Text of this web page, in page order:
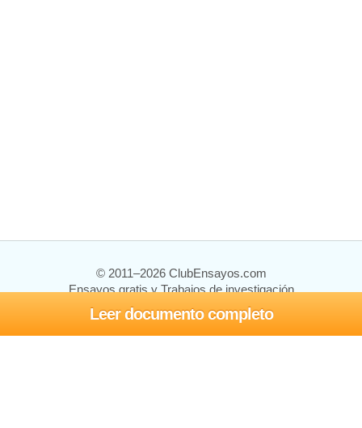
Leer documento completo
© 2011–2026 ClubEnsayos.com
Ensayos gratis y Trabajos de investigación